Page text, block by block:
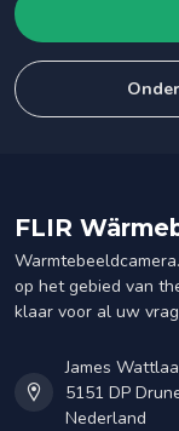
FLIR
op het gebied van
klaar voor al uw
James
5151 DP
Nederland